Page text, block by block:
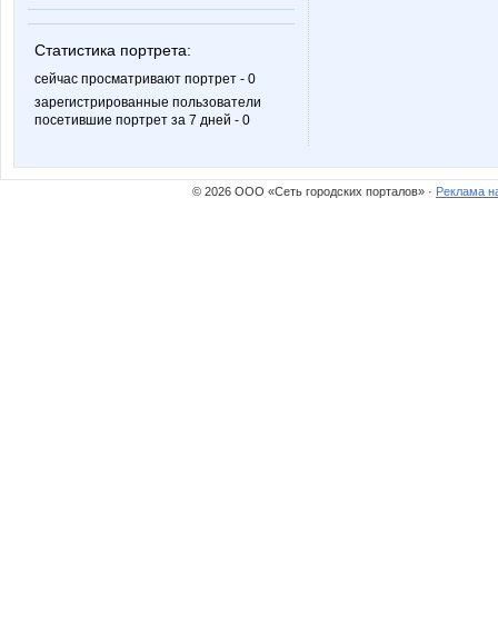
Статистика портрета:
сейчас просматривают портрет - 0
зарегистрированные пользователи
посетившие портрет за 7 дней - 0
© 2026 ООО «Сеть городских порталов» · Реклама